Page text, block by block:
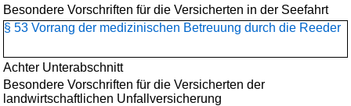
Besondere Vorschriften für die Versicherten in der Seefahrt
§ 53 Vorrang der medizinischen Betreuung durch die Reeder
Achter Unterabschnitt
Besondere Vorschriften für die Versicherten der
landwirtschaftlichen Unfallversicherung